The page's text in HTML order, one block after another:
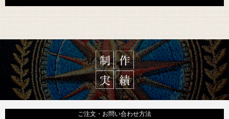
ご注文・お問い合わせ方法